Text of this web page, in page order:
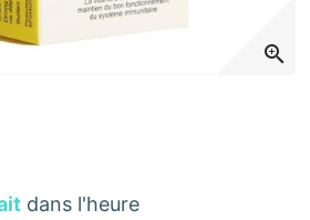
zoom_in
dans l'heure